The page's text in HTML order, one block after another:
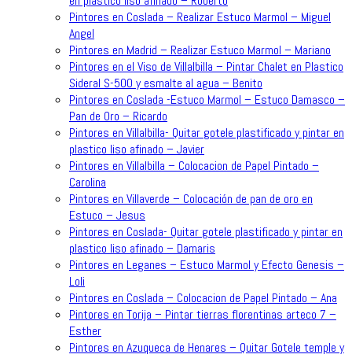
Pintores en Coslada – Realizar Estuco Marmol – Miguel
Angel
Pintores en Madrid – Realizar Estuco Marmol – Mariano
Pintores en el Viso de Villalbilla – Pintar Chalet en Plastico
Sideral S-500 y esmalte al agua – Benito
Pintores en Coslada -Estuco Marmol – Estuco Damasco –
Pan de Oro – Ricardo
Pintores en Villalbilla- Quitar gotele plastificado y pintar en
plastico liso afinado – Javier
Pintores en Villalbilla – Colocacion de Papel Pintado –
Carolina
Pintores en Villaverde – Colocación de pan de oro en
Estuco – Jesus
Pintores en Coslada- Quitar gotele plastificado y pintar en
plastico liso afinado – Damaris
Pintores en Leganes – Estuco Marmol y Efecto Genesis –
Loli
Pintores en Coslada – Colocacion de Papel Pintado – Ana
Pintores en Torija – Pintar tierras florentinas arteco 7 –
Esther
Pintores en Azuqueca de Henares – Quitar Gotele temple y